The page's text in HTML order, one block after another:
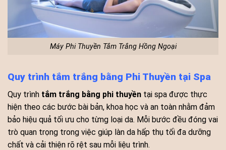
Máy Phi Thuyền Tắm Trắng Hồng Ngoại
Quy trình tắm trắng bằng Phi Thuyền tại Spa
Quy trình tắm trắng bằng phi thuyền tại spa được thực
hiện theo các bước bài bản, khoa học và an toàn nhằm đảm
bảo hiệu quả tối ưu cho từng loại da. Mỗi bước đều đóng vai
trò quan trọng trong việc giúp làn da hấp thụ tối đa dưỡng
chất và cải thiện rõ rệt sau mỗi liệu trình.